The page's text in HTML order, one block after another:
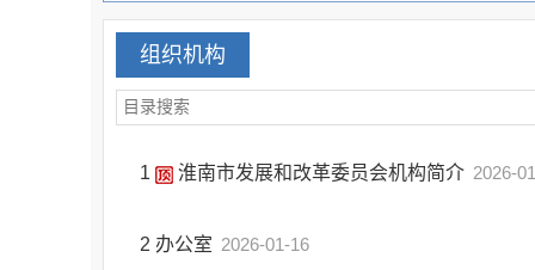
组织机构
1 淮南市发展和改革委员会机构简介 2026-
2 办公室 2026-01-16